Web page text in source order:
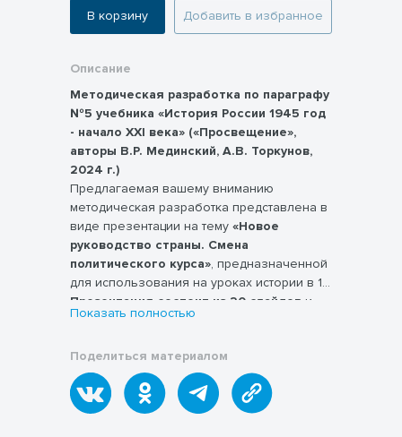
В корзину Добавить в избранное
Описание
Методическая разработка по параграфу
№5 учебника «История России 1945 год
- начало XXI века» («Просвещение»,
авторы В.Р. Мединский, А.В. Торкунов,
2024 г.)
Предлагаемая вашему вниманию
методическая разработка представлена в
виде презентации на тему «Новое
руководство страны. Смена
политического курса», предназначенной
для использования на уроках истории в 11-
х классах.
Презентация состоит из 20 слайдов и
направлена на формирование у учащихся
истории СССР, связанного с изменением
внутриполитического курса и началом
«оттепели».
Основные разделы включают:
Показать полностью
Поделиться материалом